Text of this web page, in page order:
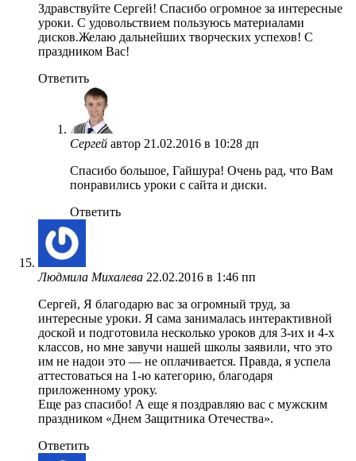
Здравствуйте Сергей! Спасибо огромное за интересные
уроки. С удовольствием пользуюсь материалами
дисков.Желаю дальнейших творческих успехов! С
праздником Вас!
Ответить
Сергей автор 21.02.2016 в 10:28 дп
Спасибо большое, Гайшура! Очень рад, что Вам
понравились уроки с сайта и диски.
Ответить
Людмила Михалева 22.02.2016 в 1:46 пп
Сергей, Я благодарю вас за огромный труд, за
интересные уроки. Я сама занималась интерактивной
доской и подготовила несколько уроков для 3-их и 4-х
классов, но мне завучи нашей школы заявили, что это
им не надои это — не оплачивается. Правда, я успела
аттестоваться на 1-ю категорию, благодаря
приложенному уроку.
Еще раз спасибо! А еще я поздравляю вас с мужским
праздником «Днем Защитника Отечества».
Ответить